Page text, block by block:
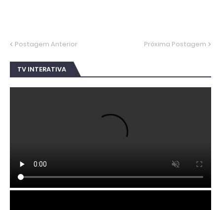
Postagem Anterior Próxima Postagem
TV INTERATIVA